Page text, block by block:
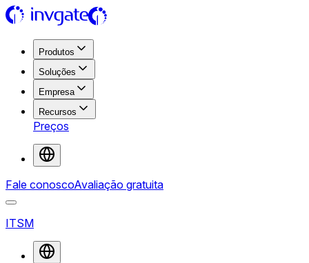
Produtos
Soluções
Empresa
Recursos
Preços
Fale conoscoAvaliação gratuita
ITSM